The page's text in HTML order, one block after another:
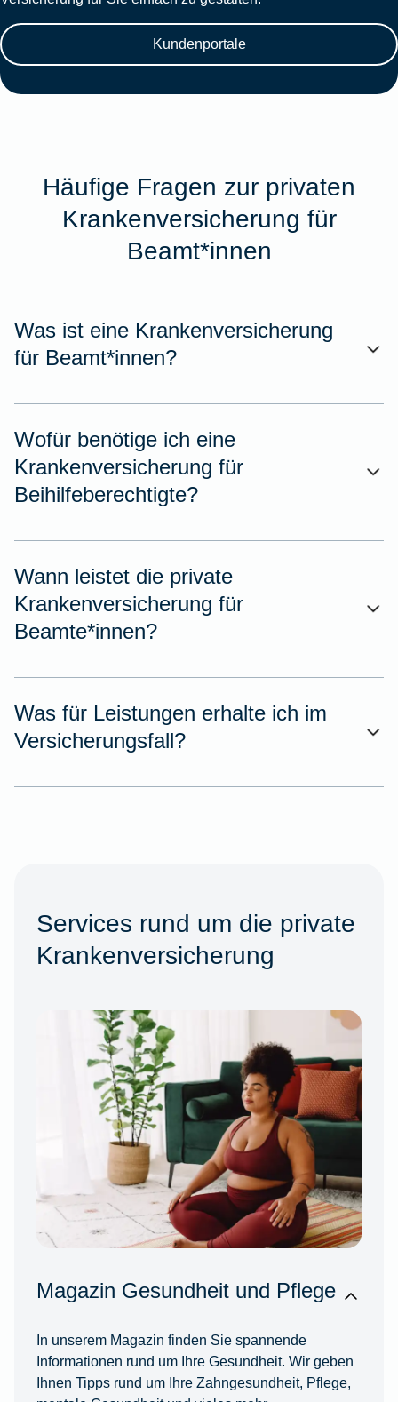
Kundenportale
Häufige Fragen zur privaten
Krankenversicherung für
Beamt*innen
Was ist eine Krankenversicherung
für Beamt*innen?
Wofür benötige ich eine
Krankenversicherung für
Beihilfeberechtigte?
Wann leistet die private
Krankenversicherung für
Beamte*innen?
Was für Leistungen erhalte ich im
Versicherungsfall?
Services rund um die private
Krankenversicherung
Magazin Gesundheit und Pflege
In unserem Magazin finden Sie spannende
Informationen rund um Ihre Gesundheit. Wir geben
Ihnen Tipps rund um Ihre Zahngesundheit, Pflege,